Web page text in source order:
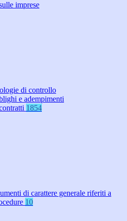
imprese
di controllo
e adempimenti
1854
di carattere generale riferiti a
10